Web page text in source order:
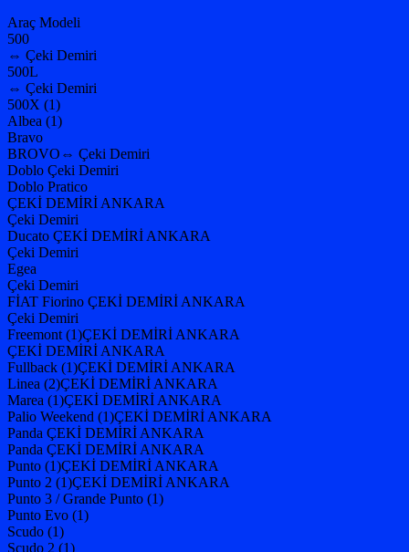
Araç Modeli
500
⇔ Çeki Demiri
500L
⇔ Çeki Demiri
500X (1)
Albea (1)
Bravo
BROVO⇔ Çeki Demiri
Doblo Çeki Demiri
Doblo Pratico
ÇEKİ DEMİRİ ANKARA
Çeki Demiri
Ducato ÇEKİ DEMİRİ ANKARA
Çeki Demiri
Egea
Çeki Demiri
FİAT Fiorino ÇEKİ DEMİRİ ANKARA
Çeki Demiri
Freemont (1)ÇEKİ DEMİRİ ANKARA
ÇEKİ DEMİRİ ANKARA
Fullback (1)ÇEKİ DEMİRİ ANKARA
Linea (2)ÇEKİ DEMİRİ ANKARA
Marea (1)ÇEKİ DEMİRİ ANKARA
Palio Weekend (1)ÇEKİ DEMİRİ ANKARA
Panda ÇEKİ DEMİRİ ANKARA
Panda ÇEKİ DEMİRİ ANKARA
Punto (1)ÇEKİ DEMİRİ ANKARA
Punto 2 (1)ÇEKİ DEMİRİ ANKARA
Punto 3 / Grande Punto (1)
Punto Evo (1)
Scudo (1)
Scudo 2 (1)